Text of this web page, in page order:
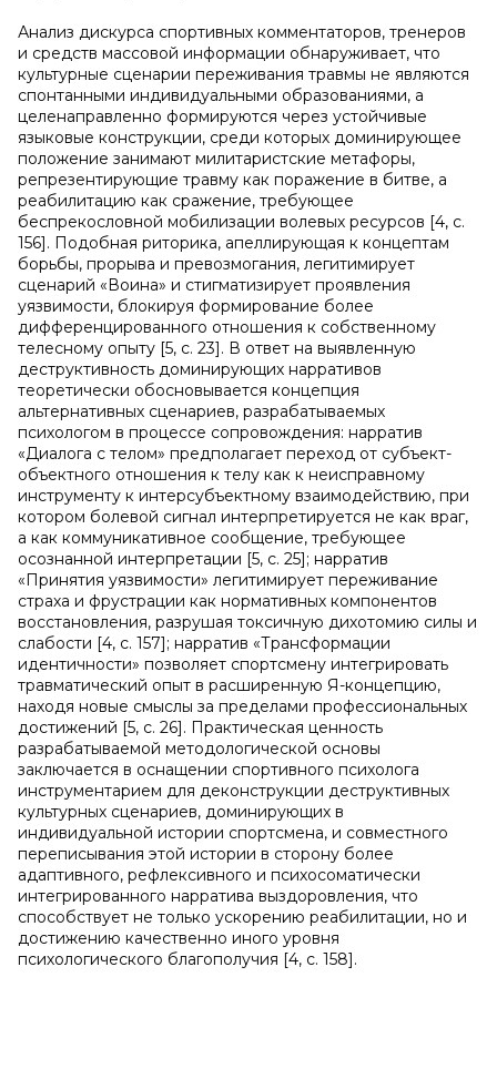
Анализ дискурса спортивных комментаторов, тренеров
и средств массовой информации обнаруживает, что
культурные сценарии переживания травмы не являются
спонтанными индивидуальными образованиями, а
целенаправленно формируются через устойчивые
языковые конструкции, среди которых доминирующее
положение занимают милитаристские метафоры,
репрезентирующие травму как поражение в битве, а
реабилитацию как сражение, требующее
беспрекословной мобилизации волевых ресурсов [4, c.
156]. Подобная риторика, апеллирующая к концептам
борьбы, прорыва и превозмогания, легитимирует
сценарий «Воина» и стигматизирует проявления
уязвимости, блокируя формирование более
дифференцированного отношения к собственному
телесному опыту [5, c. 23]. В ответ на выявленную
деструктивность доминирующих нарративов
теоретически обосновывается концепция
альтернативных сценариев, разрабатываемых
психологом в процессе сопровождения: нарратив
«Диалога с телом» предполагает переход от субъект-
объектного отношения к телу как к неисправному
инструменту к интерсубъектному взаимодействию, при
котором болевой сигнал интерпретируется не как враг,
а как коммуникативное сообщение, требующее
осознанной интерпретации [5, c. 25]; нарратив
«Принятия уязвимости» легитимирует переживание
страха и фрустрации как нормативных компонентов
восстановления, разрушая токсичную дихотомию силы и
слабости [4, c. 157]; нарратив «Трансформации
идентичности» позволяет спортсмену интегрировать
травматический опыт в расширенную Я-концепцию,
находя новые смыслы за пределами профессиональных
достижений [5, c. 26]. Практическая ценность
разрабатываемой методологической основы
заключается в оснащении спортивного психолога
инструментарием для деконструкции деструктивных
культурных сценариев, доминирующих в
индивидуальной истории спортсмена, и совместного
переписывания этой истории в сторону более
адаптивного, рефлексивного и психосоматически
интегрированного нарратива выздоровления, что
способствует не только ускорению реабилитации, но и
достижению качественно иного уровня
психологического благополучия [4, c. 158].